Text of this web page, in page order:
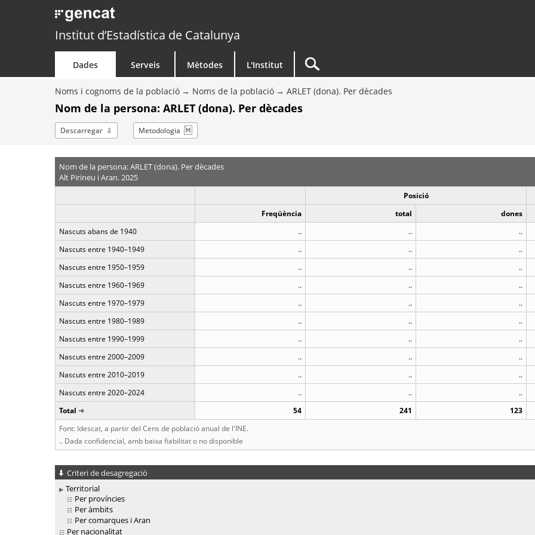
Institut d’Estadística de Catalunya
Dades Serveis Mètodes L'Institut
Noms i cognoms de la població Noms de la població ARLET (dona). Per dècades
Nom de la persona: ARLET (dona). Per dècades
Descarregar Metodologia
Nom de la persona: ARLET (dona). Per dècades
Alt Pirineu i Aran. 2025
Posició
Freqüència
total dones
Nascuts abans de 1940
.. .. ..
Nascuts entre 1940–1949
.. .. ..
Nascuts entre 1950–1959
.. .. ..
Nascuts entre 1960–1969
.. .. ..
Nascuts entre 1970–1979
.. .. ..
Nascuts entre 1980–1989
.. .. ..
Nascuts entre 1990–1999
.. .. ..
Nascuts entre 2000–2009
.. .. ..
Nascuts entre 2010–2019
.. .. ..
Nascuts entre 2020–2024
.. .. ..
Total
54 241 123
Font: Idescat, a partir del Cens de població anual de l'INE.
.. Dada confidencial, amb baixa fiabilitat o no disponible
Criteri de desagregació
Territorial
Per províncies
Per àmbits
Per comarques i Aran
Per nacionalitat